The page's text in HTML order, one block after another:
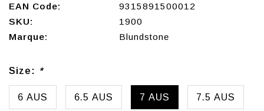
EAN Code:
9315891500012
SKU:
1900
Marque:
Blundstone
Size: *
6 AUS 6.5 AUS 7 AUS 7.5 AUS